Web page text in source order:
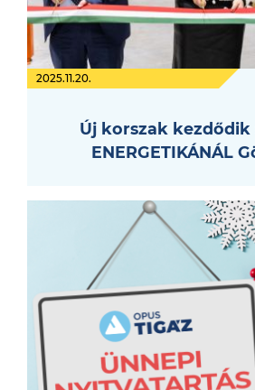
2025.11.20.
Új korszak kezdődik
ENERGETIKÁNÁL